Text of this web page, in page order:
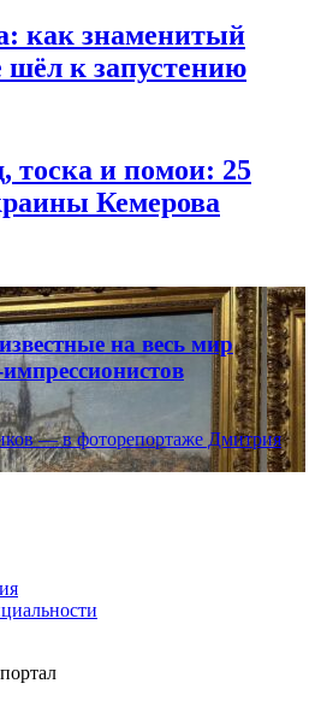
как знаменитый
шёл к запустению
тоска и помои: 25
Кемерова
на весь мир
— в фоторепортаже Дмитрия